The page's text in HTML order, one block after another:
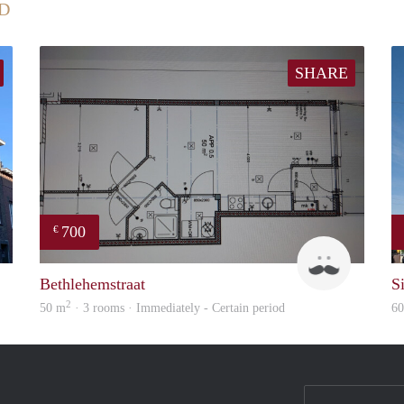
Fleur
SHARE
€ 700
Bethlehemstraat
50 m2 · 3 rooms · Immediately - Certain period